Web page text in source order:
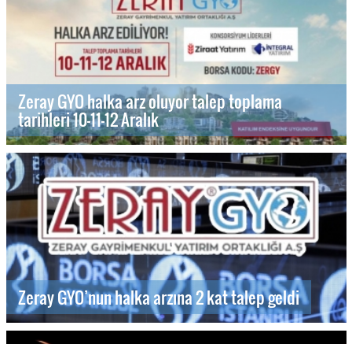
Zeray GYO halka arz oluyor talep toplama
tarihleri 10-11-12 Aralık
Zeray GYO’nun halka arzına 2 kat talep geldi